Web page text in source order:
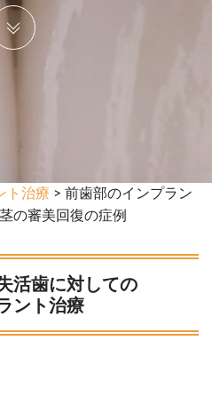
ト治療 > 前歯部のインプラン
の審美回復の症例
活歯に対しての
ント治療